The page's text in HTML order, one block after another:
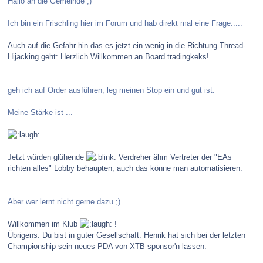
Ich bin ein Frischling hier im Forum und hab direkt mal eine Frage.....
Auch auf die Gefahr hin das es jetzt ein wenig in die Richtung Thread-
Hijacking geht: Herzlich Willkommen an Board tradingkeks!
geh ich auf Order ausführen, leg meinen Stop ein und gut ist.
Meine Stärke ist ...
Jetzt würden glühende
Verdreher ähm Vertreter der "EAs
richten alles" Lobby behaupten, auch das könne man automatisieren.
Aber wer lernt nicht gerne dazu ;)
Willkommen im Klub
!
Übrigens: Du bist in guter Gesellschaft. Henrik hat sich bei der letzten
Championship sein neues PDA von XTB sponsor'n lassen.